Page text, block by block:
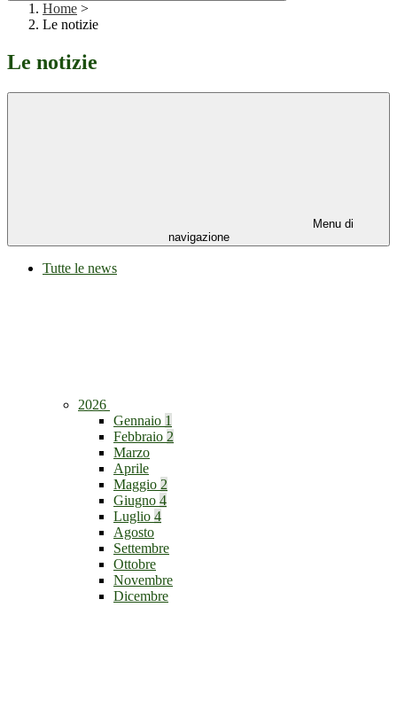
Home >
Le notizie
Le notizie
Menu di
navigazione
Tutte le news
2026
Gennaio 1
Febbraio 2
Marzo
Aprile
Maggio 2
Giugno 4
Luglio 4
Agosto
Settembre
Ottobre
Novembre
Dicembre